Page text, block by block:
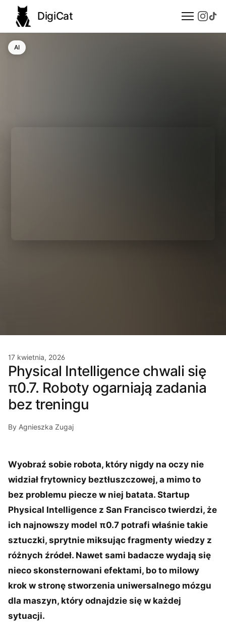
DigiCat
AI
AI
17 kwietnia, 2026
Physical Intelligence chwali się
π0.7. Roboty ogarniają zadania
bez treningu
By Agnieszka Zugaj
Wyobraź sobie robota, który nigdy na oczy nie
widział frytownicy beztłuszczowej, a mimo to
bez problemu piecze w niej batata. Startup
Physical Intelligence z San Francisco twierdzi, że
ich najnowszy model π0.7 potrafi właśnie takie
sztuczki, sprytnie miksując fragmenty wiedzy z
różnych źródeł. Nawet sami badacze wydają się
nieco skonsternowani efektami, bo to milowy
krok w stronę stworzenia uniwersalnego mózgu
dla maszyn, który odnajdzie się w każdej
sytuacji.